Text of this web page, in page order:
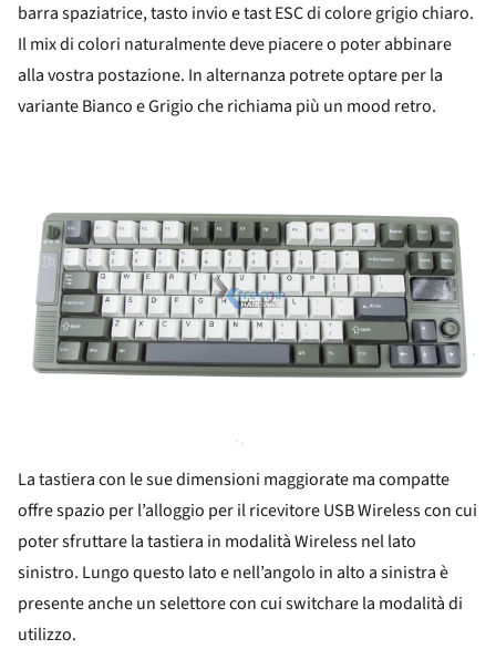
barra spaziatrice, tasto invio e tast ESC di colore grigio chiaro.
Il mix di colori naturalmente deve piacere o poter abbinare
alla vostra postazione. In alternanza potrete optare per la
variante Bianco e Grigio che richiama più un mood retro.
La tastiera con le sue dimensioni maggiorate ma compatte
offre spazio per l’alloggio per il ricevitore USB Wireless con cui
poter sfruttare la tastiera in modalità Wireless nel lato
sinistro. Lungo questo lato e nell’angolo in alto a sinistra è
presente anche un selettore con cui switchare la modalità di
utilizzo.